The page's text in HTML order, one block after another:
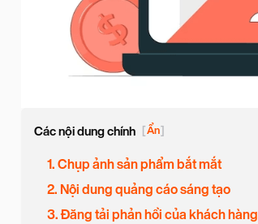
Các nội dung chính [Ẩn]
1. Chụp ảnh sản phẩm bắt mắt
2. Nội dung quảng cáo sáng tạo
3. Đăng tải phản hồi của khách hàng